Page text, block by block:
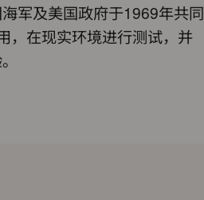
军及美国政府于1969年共同
，在现实环境进行测试，并